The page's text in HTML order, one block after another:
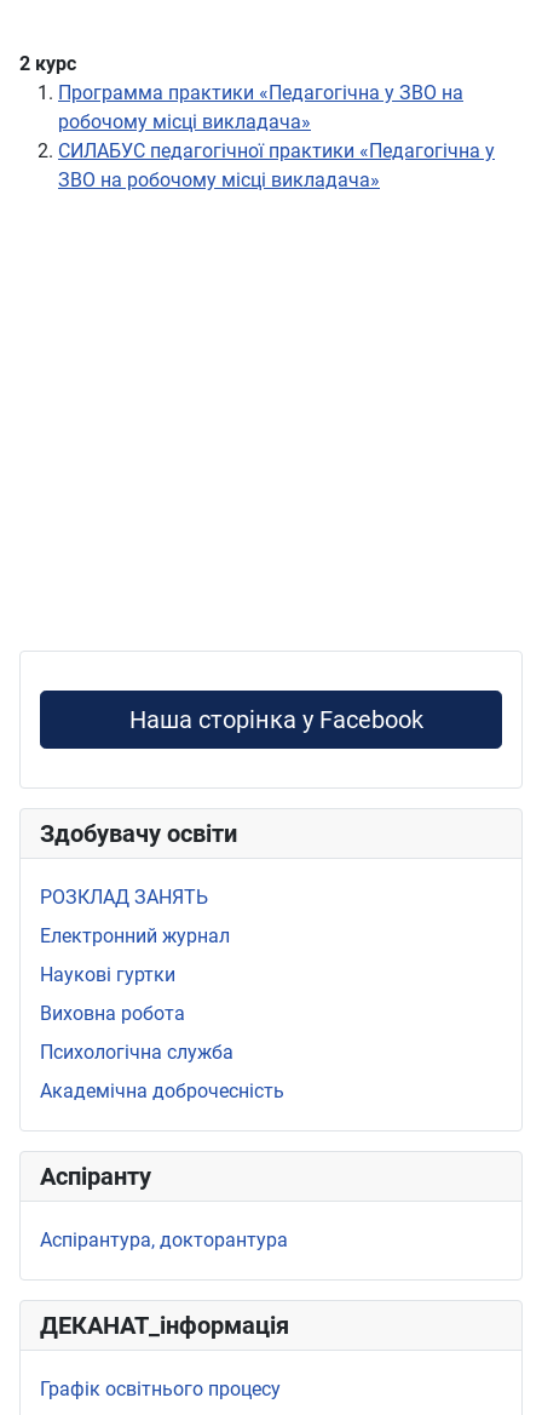
2 курс
Программа практики «Педагогічна у ЗВО на
робочому місці викладача»
СИЛАБУС педагогічної практики «Педагогічна у
ЗВО на робочому місці викладача»
Наша сторінка у Facebook
Здобувачу освіти
РОЗКЛАД ЗАНЯТЬ
Електронний журнал
Наукові гуртки
Виховна робота
Психологічна служба
Академічна доброчесність
Аспіранту
Аспірантура, докторантура
ДЕКАНАТ_інформація
Графік освітнього процесу